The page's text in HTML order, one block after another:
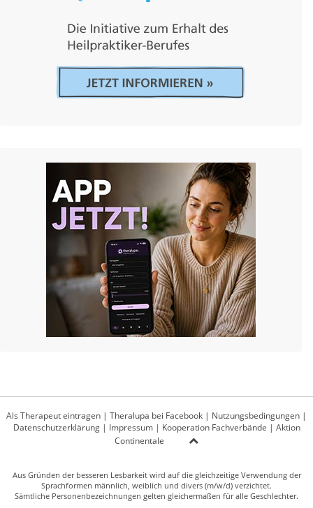
Als Therapeut eintragen | Theralupa bei Facebook | Nutzungsbedingungen |
Datenschutzerklärung| Impressum| Kooperation Fachverbände | Aktion
Continentale
Aus Gründen der besseren Lesbarkeit wird auf die gleichzeitige Verwendung der
Sprachformen männlich, weiblich und divers (m/w/d) verzichtet.
Sämtliche Personenbezeichnungen gelten gleichermaßen für alle Geschlechter.